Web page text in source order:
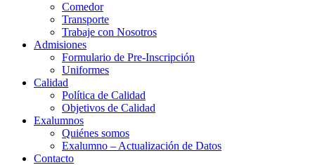
Comedor
Transporte
Trabaje con Nosotros
Admisiones
Formulario de Pre-Inscripción
Uniformes
Calidad
Política de Calidad
Objetivos de Calidad
Exalumnos
Quiénes somos
Exalumno – Actualización de Datos
Contacto